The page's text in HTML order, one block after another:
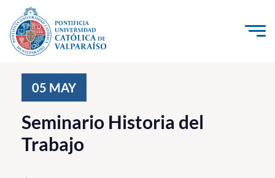
Click acá para ir directamente al contenido
Investigación, Creación e Innovación
PUCV Internacional
Vinculación con el Medio
05 MAY
Seminario Historia del
Trabajo